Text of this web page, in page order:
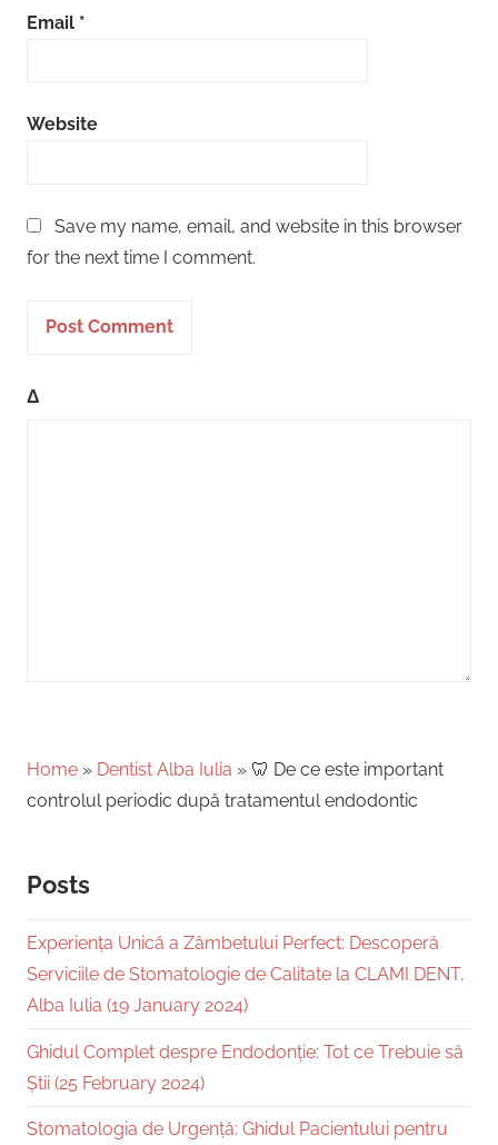
Email *
Website
Save my name, email, and website in this browser
for the next time I comment.
Δ
Home » Dentist Alba Iulia » 🦷 De ce este important
controlul periodic după tratamentul endodontic
Posts
Experiența Unică a Zâmbetului Perfect: Descoperă
Serviciile de Stomatologie de Calitate la CLAMI DENT,
Alba Iulia (19 January 2024)
Ghidul Complet despre Endodonție: Tot ce Trebuie să
Știi (25 February 2024)
Stomatologia de Urgență: Ghidul Pacientului pentru